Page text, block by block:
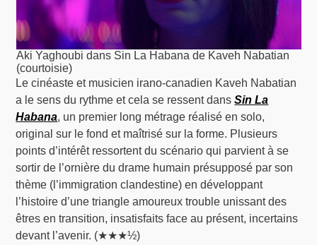
Aki Yaghoubi dans Sin La Habana de Kaveh Nabatian
(courtoisie)
Le cinéaste et musicien irano-canadien Kaveh Nabatian
a le sens du rythme et cela se ressent dansSin La
Habana, un premier long métrage réalisé en solo,
original sur le fond et maîtrisé sur la forme. Plusieurs
points d’intérêt ressortent du scénario qui parvient à se
sortir de l’ornière du drame humain présupposé par son
thème (l’immigration clandestine) en développant
l’histoire d’une triangle amoureux trouble unissant des
êtres en transition, insatisfaits face au présent, incertains
devant l’avenir. (★★★½)